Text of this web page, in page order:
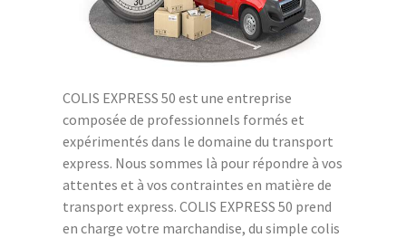
COLIS EXPRESS 50 est une entreprise
composée de professionnels formés et
expérimentés dans le domaine du transport
express. Nous sommes là pour répondre à vos
attentes et à vos contraintes en matière de
transport express. COLIS EXPRESS 50 prend
en charge votre marchandise, du simple colis